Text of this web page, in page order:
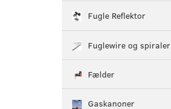
Fugle Reflektor
Fuglewire og spiraler
Fælder
Gaskanoner